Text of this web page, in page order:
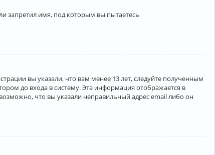
запретил имя, под которым вы пытаетесь
вы указали, что вам менее 13 лет, следуйте полученным
до входа в систему. Эта информация отображается в
что вы указали неправильный адрес email либо он